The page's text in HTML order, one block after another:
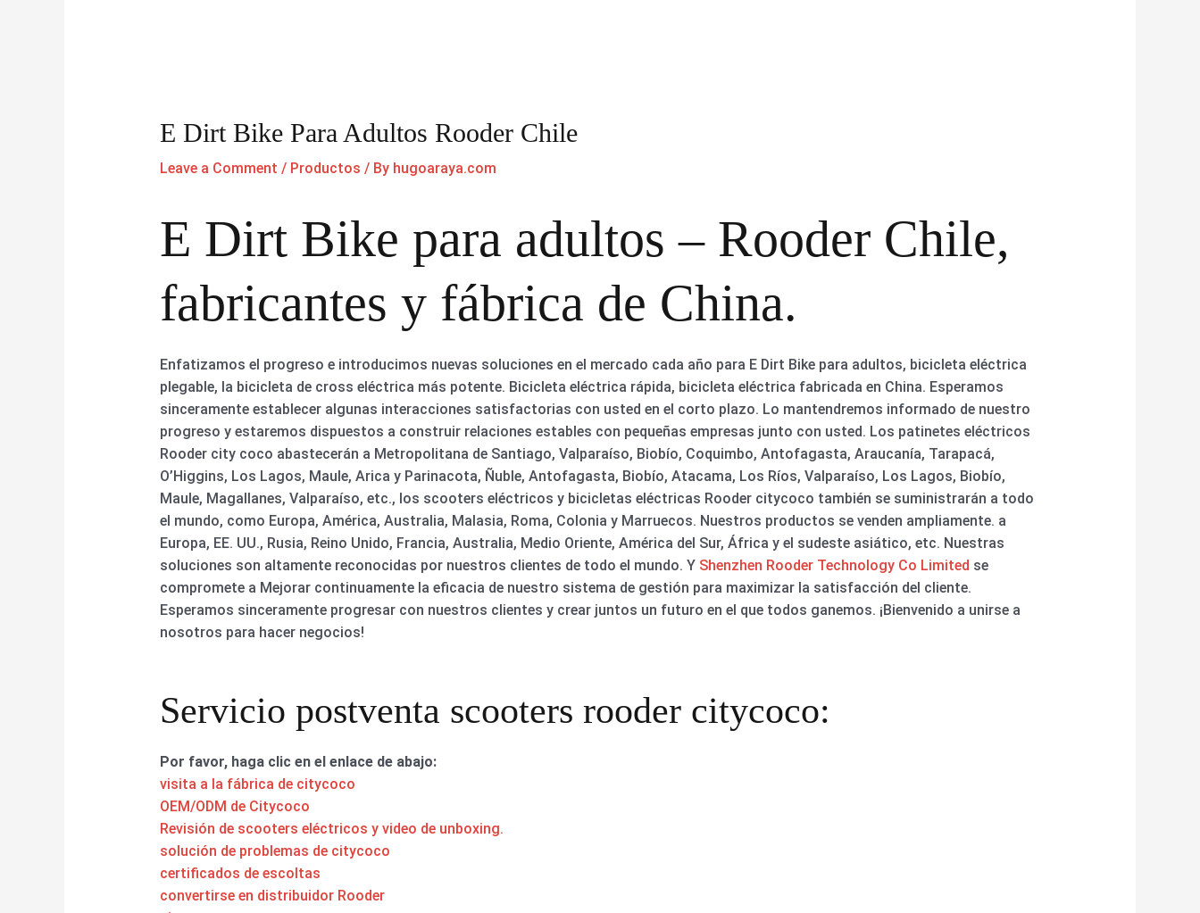
E Dirt Bike Para Adultos Rooder Chile
Leave a Comment / Productos / By hugoaraya.com
E Dirt Bike para adultos – Rooder Chile,
fabricantes y fábrica de China.
Enfatizamos el progreso e introducimos nuevas soluciones en el mercado cada año para E Dirt Bike para adultos, bicicleta eléctrica
plegable, la bicicleta de cross eléctrica más potente. Bicicleta eléctrica rápida, bicicleta eléctrica fabricada en China. Esperamos
sinceramente establecer algunas interacciones satisfactorias con usted en el corto plazo. Lo mantendremos informado de nuestro
progreso y estaremos dispuestos a construir relaciones estables con pequeñas empresas junto con usted. Los patinetes eléctricos
Rooder city coco abastecerán a Metropolitana de Santiago, Valparaíso, Biobío, Coquimbo, Antofagasta, Araucanía, Tarapacá,
O’Higgins, Los Lagos, Maule, Arica y Parinacota, Ñuble, Antofagasta, Biobío, Atacama, Los Ríos, Valparaíso, Los Lagos, Biobío,
Maule, Magallanes, Valparaíso, etc., los scooters eléctricos y bicicletas eléctricas Rooder citycoco también se suministrarán a todo
el mundo, como Europa, América, Australia, Malasia, Roma, Colonia y Marruecos. Nuestros productos se venden ampliamente. a
Europa, EE. UU., Rusia, Reino Unido, Francia, Australia, Medio Oriente, América del Sur, África y el sudeste asiático, etc. Nuestras
soluciones son altamente reconocidas por nuestros clientes de todo el mundo. Y Shenzhen Rooder Technology Co Limited se
compromete a Mejorar continuamente la eficacia de nuestro sistema de gestión para maximizar la satisfacción del cliente.
Esperamos sinceramente progresar con nuestros clientes y crear juntos un futuro en el que todos ganemos. ¡Bienvenido a unirse a
nosotros para hacer negocios!
Servicio postventa scooters rooder citycoco:
Por favor, haga clic en el enlace de abajo:
visita a la fábrica de citycoco
OEM/ODM de Citycoco
Revisión de scooters eléctricos y video de unboxing.
solución de problemas de citycoco
certificados de escoltas
convertirse en distribuidor Rooder